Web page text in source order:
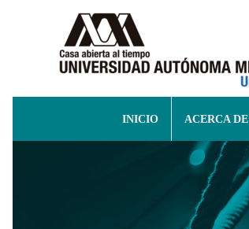
INICIO ACERCA DE